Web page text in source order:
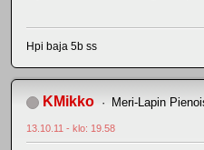
Hpi baja 5b ss
KMikko Meri-Lapin
13.10.11 - klo: 19.58